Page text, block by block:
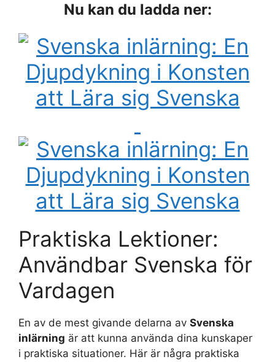
Nu kan du ladda ner:
Praktiska Lektioner:
Användbar Svenska för
Vardagen
En av de mest givande delarna av Svenska
inlärning är att kunna använda dina kunskaper
i praktiska situationer. Här är några praktiska